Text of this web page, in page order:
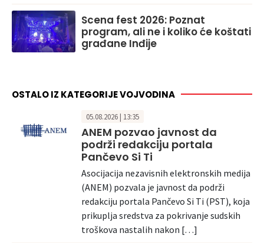
Scena fest 2026: Poznat
program, ali ne i koliko će koštati
građane Inđije
OSTALO IZ KATEGORIJE VOJVODINA
05.08.2026 | 13:35
ANEM pozvao javnost da
podrži redakciju portala
Pančevo Si Ti
Asocijacija nezavisnih elektronskih medija
(ANEM) pozvala je javnost da podrži
redakciju portala Pančevo Si Ti (PST), koja
prikuplja sredstva za pokrivanje sudskih
troškova nastalih nakon […]